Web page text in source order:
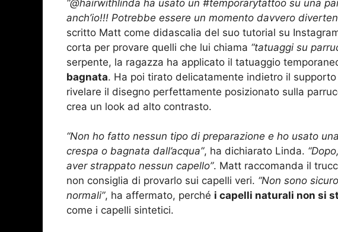
“@hairwithlinda ha usato un #temporarytattoo su una
anch’io!!! Potrebbe essere un momento davvero
scritto Matt come didascalia del suo tutorial su
corta per provare quelli che lui chiama “tatuaggi su
serpente, la ragazza ha applicato il tatuaggio
bagnata. Ha poi tirato delicatamente indietro il
rivelare il disegno perfettamente posizionato sulla
crea un look ad alto contrasto.
“Non ho fatto nessun tipo di preparazione e ho usato
crespa o bagnata dall’acqua”, ha dichiarato Linda.
aver strappato nessun capello”. Matt raccomanda il
non consiglia di provarlo sui capelli veri. “Non sono
normali”, ha affermato, perché i capelli naturali non si
come i capelli sintetici.